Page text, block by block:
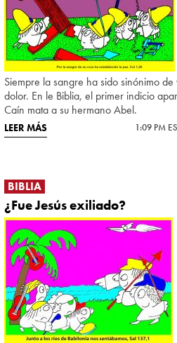
Siempre la sangre ha sido sinónimo
dolor. En le Biblia, el primer indicio
Caín mata a su hermano Abel.
LEER MÁS 1:09 PM
BIBLIA
¿Fue Jesús exiliado?